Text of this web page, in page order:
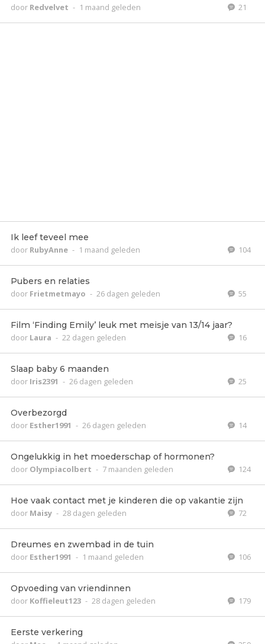
door Redvelvet - 1 maand geleden 21
Ik leef teveel mee
door RubyAnne - 1 maand geleden 104
Pubers en relaties
door Frietmetmayo - 26 dagen geleden 55
Film ‘Finding Emily’ leuk met meisje van 13/14 jaar?
door Laura - 22 dagen geleden 16
Slaap baby 6 maanden
door Iris2391 - 26 dagen geleden 25
Overbezorgd
door Esther1991 - 26 dagen geleden 14
Ongelukkig in het moederschap of hormonen?
door Olympiacolbert - 7 maanden geleden 124
Hoe vaak contact met je kinderen die op vakantie zijn
door Maisy - 28 dagen geleden 72
Dreumes en zwembad in de tuin
door Esther1991 - 1 maand geleden 106
Opvoeding van vriendinnen
door Koffieleut123 - 28 dagen geleden 179
Eerste verkering